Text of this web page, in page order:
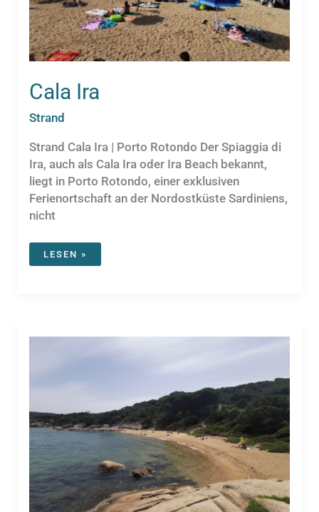
Cala Ira
Strand
Strand Cala Ira | Porto Rotondo Der Spiaggia di
Ira, auch als Cala Ira oder Ira Beach bekannt,
liegt in Porto Rotondo, einer exklusiven
Ferienortschaft an der Nordostküste Sardiniens,
nicht
CALA
LESEN »